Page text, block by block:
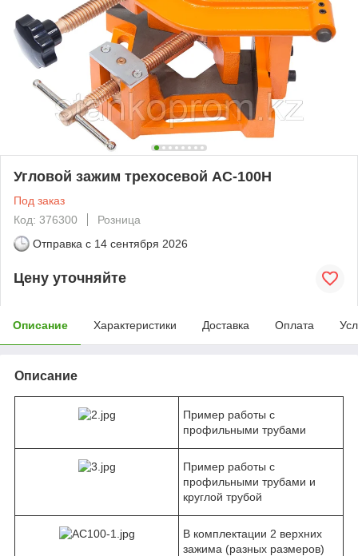
Угловой зажим трехосевой AC-100Н
Под заказ
Код: 376300
Розница
Отправка с 14 сентября 2026
Цену уточняйте
Описание Характеристики Доставка Оплата
Описание
Пример работы с
профильными трубами
Пример работы с
профильными трубами и
круглой трубой
В комплектации 2 верхних
зажима (разных размеров)